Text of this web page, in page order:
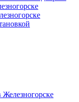
Железногорске